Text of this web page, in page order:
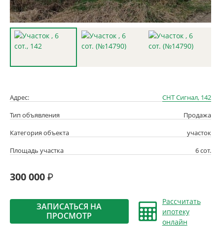
Адрес:
СНТ Сигнал, 142
Тип объявления
Продажа
Категория объекта
участок
Площадь участка
6 сот.
300 000
ЗАПИСАТЬСЯ НА
ПРОСМОТР
Рассчитать
ипотеку
онлайн